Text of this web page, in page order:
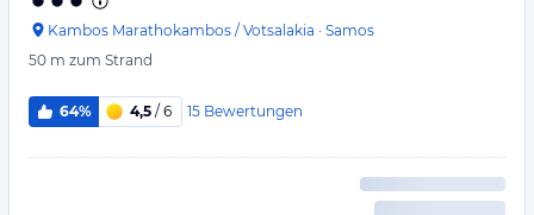
Kambos Marathokambos / Votsalakia · Samos
50 m zum Strand
64% 4,5 / 6 15 Bewertungen